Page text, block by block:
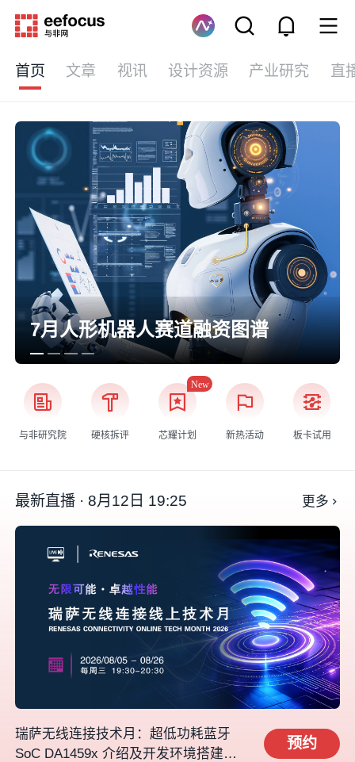
首页 文章 视讯 设计资源 产业研究 直
7月人形机器人赛道融资图谱
与非研究院 硬核拆评 芯耀计划 新热活动 板卡试用
最新直播 · 8月12日 19:25 更多
瑞萨无线连接技术月：超低功耗蓝牙
SoC DA1459x 介绍及开发环境搭建教
预约